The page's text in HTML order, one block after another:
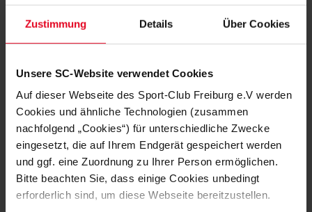
Zustimmung Details Über Cookies
Unsere SC-Website verwendet Cookies
Auf dieser Webseite des Sport-Club Freiburg e.V werden
Cookies und ähnliche Technologien (zusammen
nachfolgend „Cookies“) für unterschiedliche Zwecke
eingesetzt, die auf Ihrem Endgerät gespeichert werden
und ggf. eine Zuordnung zu Ihrer Person ermöglichen.
Bitte beachten Sie, dass einige Cookies unbedingt
erforderlich sind, um diese Webseite bereitzustellen.
Video-Highlights gegen die SpVgg
FAN WERDEN: